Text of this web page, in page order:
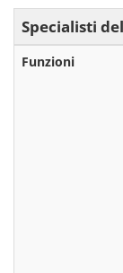
Specialisti
Funzioni